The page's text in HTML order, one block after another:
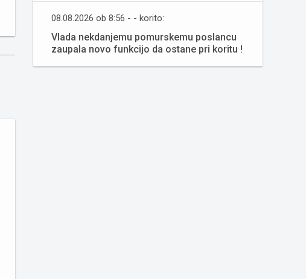
08.08.2026 ob 8:56 - - korito:
Vlada nekdanjemu pomurskemu poslancu
zaupala novo funkcijo da ostane pri koritu !